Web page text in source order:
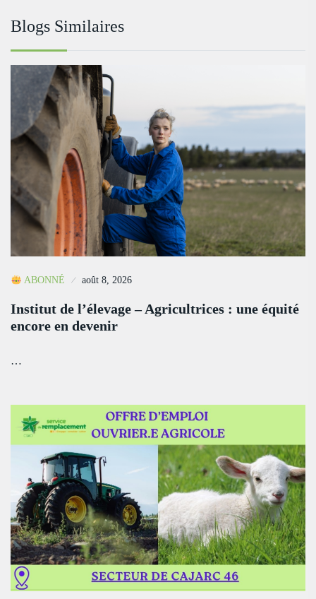
Blogs Similaires
ABONNÉ août 8, 2026
Institut de l’élevage – Agricultrices : une équité
encore en devenir
…